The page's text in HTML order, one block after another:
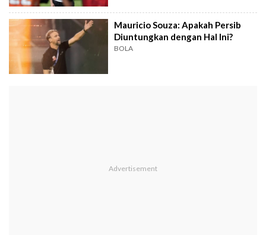
Mauricio Souza: Apakah Persib
Diuntungkan dengan Hal Ini?
BOLA